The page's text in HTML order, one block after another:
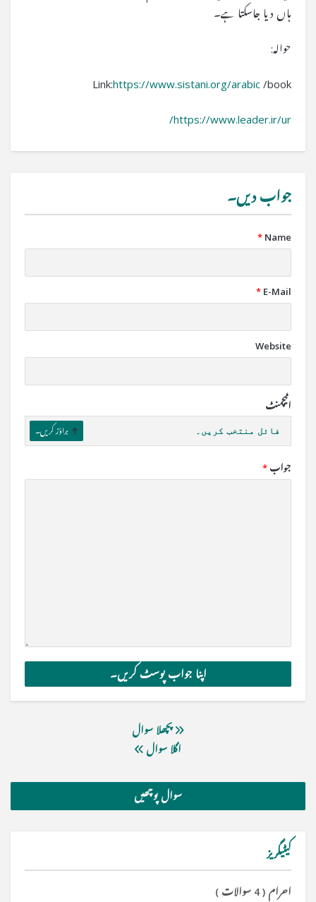
ہاں دیا جاسکتا ہے۔
حوالہ:
Link:https://www.sistani.org/arabic /book
https://www.leader.ir/ur/
جواب دیں۔
Name
*
E-Mail
*
Website
اٹیچمنٹ
فائل منتخب کریں۔ براؤز کریں۔
جواب *
پچھلا سوال
اگلا سوال
سوال پوچھیں
کیٹیگریز
احرام ( 4 سوالات )